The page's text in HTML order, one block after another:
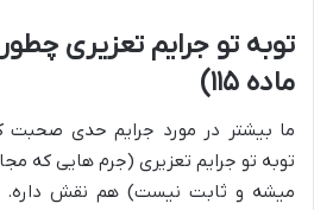
توبه تو جرایم تعزیری
ماده ۱۱۵)
ما بیشتر در مورد جرایم حدی صحبت
توبه تو جرایم تعزیری (جرم هایی که